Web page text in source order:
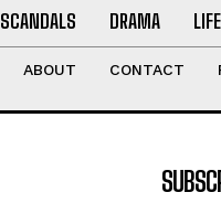
SCANDALS DRAMA
ABOUT CONTACT